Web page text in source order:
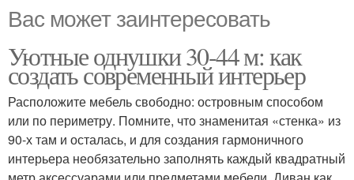
Вас может заинтересовать
Уютные однушки 30-44 м: как
создать современный интерьер
Расположите мебель свободно: островным способом
или по периметру. Помните, что знаменитая «стенка» из
90-х там и осталась, и для создания гармоничного
интерьера необязательно заполнять каждый квадратный